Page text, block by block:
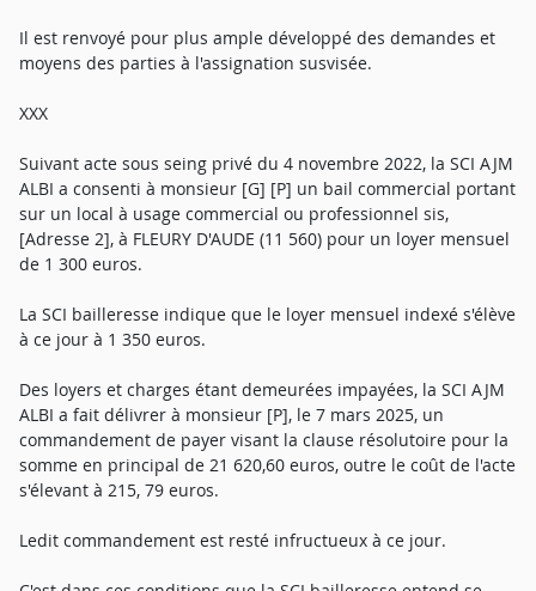
Il est renvoyé pour plus ample développé des demandes et
moyens des parties à l'assignation susvisée.
XXX
Suivant acte sous seing privé du 4 novembre 2022, la SCI AJM
ALBI a consenti à monsieur [G] [P] un bail commercial portant
sur un local à usage commercial ou professionnel sis,
[Adresse 2], à FLEURY D'AUDE (11 560) pour un loyer mensuel
de 1 300 euros.
La SCI bailleresse indique que le loyer mensuel indexé s'élève
à ce jour à 1 350 euros.
Des loyers et charges étant demeurées impayées, la SCI AJM
ALBI a fait délivrer à monsieur [P], le 7 mars 2025, un
commandement de payer visant la clause résolutoire pour la
somme en principal de 21 620,60 euros, outre le coût de l'acte
s'élevant à 215, 79 euros.
Ledit commandement est resté infructueux à ce jour.